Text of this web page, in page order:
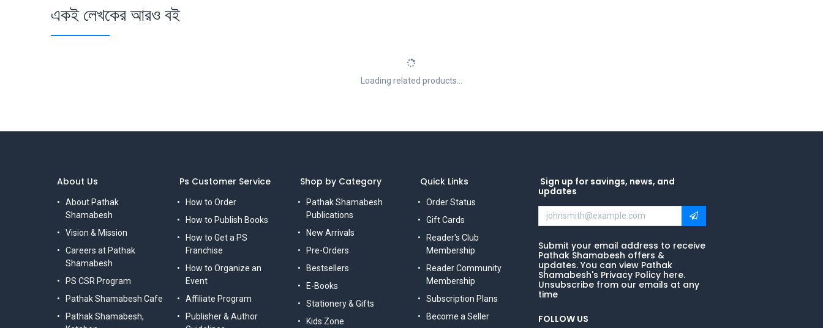
একই লেখকের আরও বই
Loading related products...
Ps Customer Service
How to Order
How to Publish Books
How to Get a PS
Franchise
How to Organize an
Event
Affiliate Program
Publisher & Author
Shop by Category
Pathak Shamabesh
Publications
New Arrivals
Pre-Orders
Bestsellers
E-Books
Stationery & Gifts
Kids Zone
Quick Links
Order Status
Gift Cards
Reader's Club
Membership
Reader Community
Membership
Subscription Plans
Become a Seller
Sign up for savings, news, and
updates
Submit your email address to receive
Pathak Shamabesh offers &
updates. You can view Pathak
Shamabesh's Privacy Policy here.
Unsubscribe from our emails at any
time
FOLLOW US
About Us
About Pathak
Shamabesh
Vision & Mission
Careers at Pathak
Shamabesh
PS CSR Program
Pathak Shamabesh Cafe
Pathak Shamabesh,